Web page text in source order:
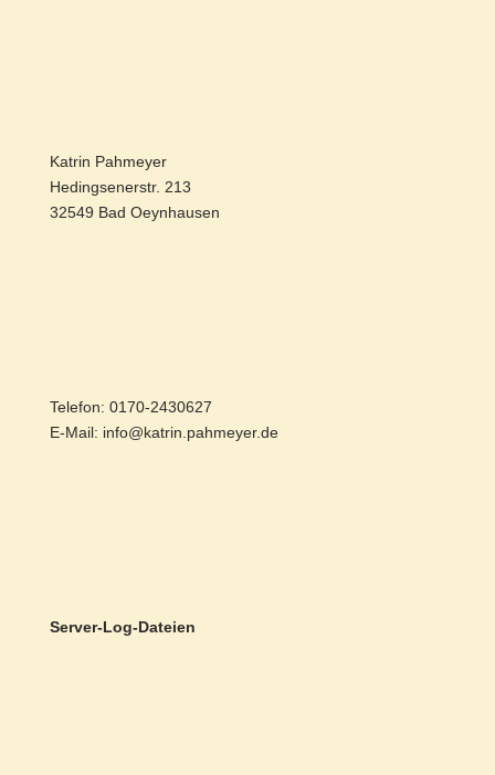
Katrin Pahmeyer
Hedingsenerstr. 213
32549 Bad Oeynhausen
Telefon: 0170-2430627
E-Mail: info@katrin.pahmeyer.de
Server-Log-Dateien